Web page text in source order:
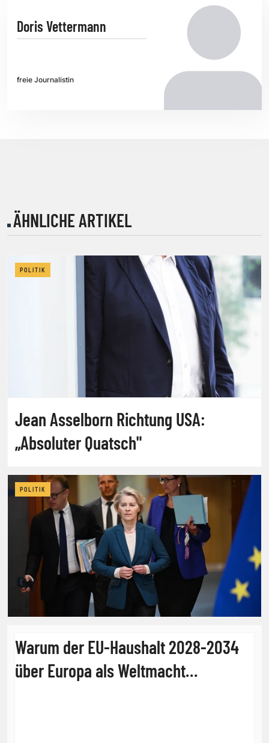
Doris Vettermann
freie Journalistin
ÄHNLICHE ARTIKEL
POLITIK
Jean Asselborn Richtung USA:
„Absoluter Quatsch"
POLITIK
Warum der EU-Haushalt 2028-2034
über Europa als Weltmacht